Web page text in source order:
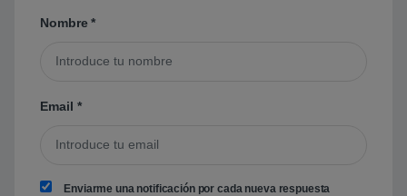
Nombre*
Email *
Enviarme una notificación por cada nueva respuesta